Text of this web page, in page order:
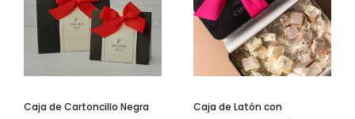
Caja de Cartoncillo Negra
Caja de Latón con